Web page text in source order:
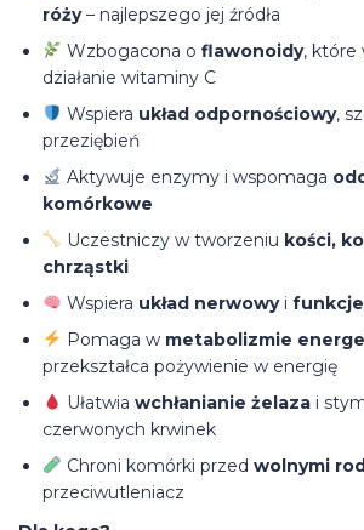
róży– najlepszego jej źródła
Wzbogacona o flawonoidy, które
działanie witaminy C
Wspiera układ odpornościowy,
przeziębień
Aktywuje enzymy i wspomaga
komórkowe
Uczestniczy w tworzeniu kości,
chrząstki
Wspiera układ nerwowyi
Pomaga w metabolizmie
przekształca pożywienie w energię
Ułatwia wchłanianie żelazai
czerwonych krwinek
Chroni komórki przed wolnymi
przeciwutleniacz